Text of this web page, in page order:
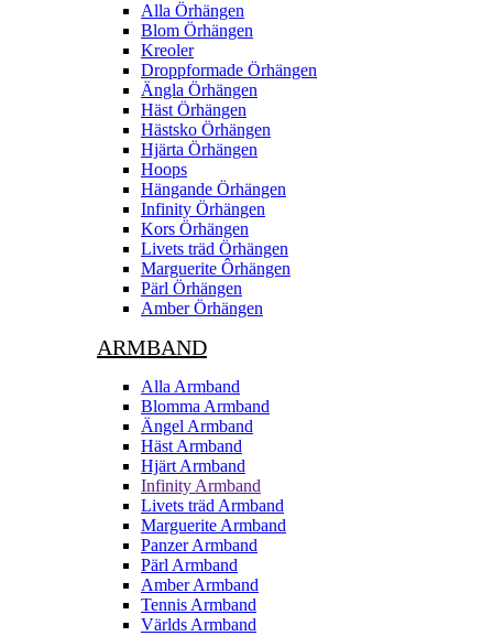
Alla Örhängen
Blom Örhängen
Kreoler
Droppformade Örhängen
Ängla Örhängen
Häst Örhängen
Hästsko Örhängen
Hjärta Örhängen
Hoops
Hängande Örhängen
Infinity Örhängen
Kors Örhängen
Livets träd Örhängen
Marguerite Ôrhängen
Pärl Örhängen
Amber Örhängen
ARMBAND
Alla Armband
Blomma Armband
Ängel Armband
Häst Armband
Hjärt Armband
Infinity Armband
Livets träd Armband
Marguerite Armband
Panzer Armband
Pärl Armband
Amber Armband
Tennis Armband
Världs Armband